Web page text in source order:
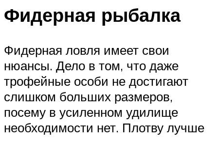
Фидерная рыбалка
Фидерная ловля имеет свои
нюансы. Дело в том, что даже
трофейные особи не достигают
слишком больших размеров,
посему в усиленном удилище
необходимости нет. Плотву лучше